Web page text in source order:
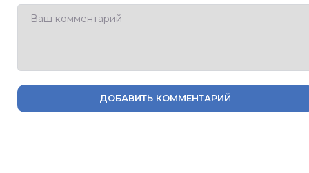
ДОБАВИТЬ КОММЕНТАРИЙ